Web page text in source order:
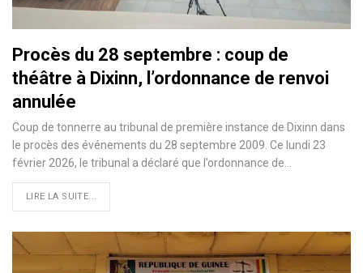
Procès du 28 septembre : coup de
théâtre à Dixinn, l’ordonnance de renvoi
annulée
Coup de tonnerre au tribunal de première instance de Dixinn dans
le procès des événements du 28 septembre 2009. Ce lundi 23
février 2026, le tribunal a déclaré que l’ordonnance de…
LIRE LA SUITE...